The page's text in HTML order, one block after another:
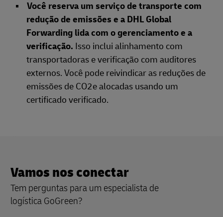
Você reserva um serviço de transporte com
redução de emissões e a DHL Global
Forwarding lida com o gerenciamento e a
verificação. Isso inclui alinhamento com
transportadoras e verificação com auditores
externos. Você pode reivindicar as reduções de
emissões de CO2e alocadas usando um
certificado verificado.
Vamos nos conectar
Tem perguntas para um especialista de
logística GoGreen?